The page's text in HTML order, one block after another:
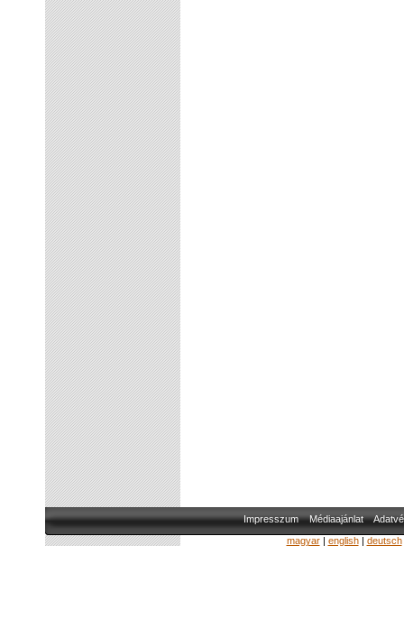
Impresszum Médiaajánlat
magyar| english| deutsch